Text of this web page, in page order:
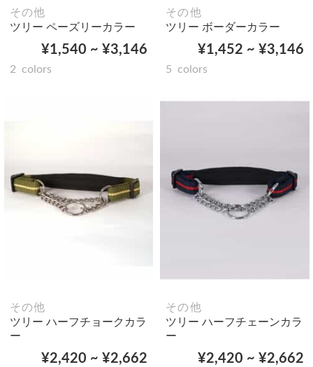
その他
ツリー ペーズリーカラー
¥1,540 ~ ¥3,146
2 colors
その他
ツリー ボーダーカラー
¥1,452 ~ ¥3,146
5 colors
その他
ツリー ハーフチョークカラ
ー
¥2,420 ~ ¥2,662
その他
ツリー ハーフチェーンカラ
ー
¥2,420 ~ ¥2,662